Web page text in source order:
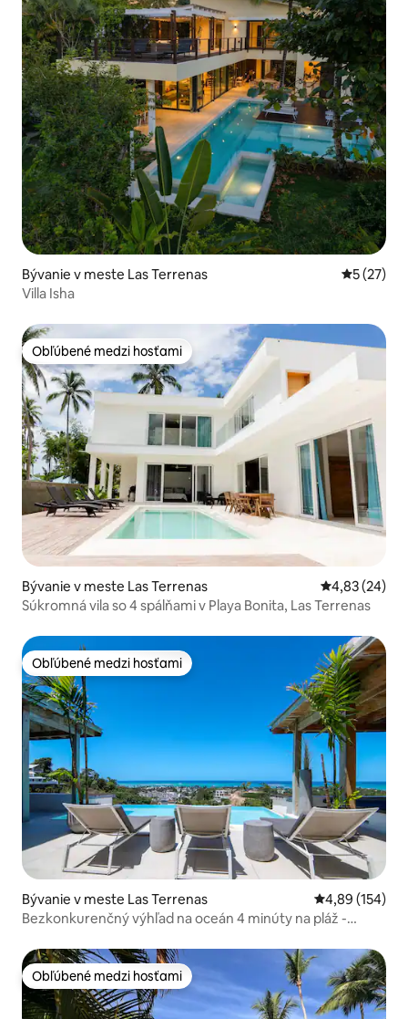
Bývanie v meste Las Terrenas
5 (27)
Villa Isha
Obľúbené medzi hosťami
Obľúbené medzi hosťami
Bývanie v meste Las Terrenas Priemerné
4,83 (24)
Súkromná vila so 4 spálňami v Playa Bonita, Las Terrenas
Obľúbené medzi hosťami
Obľúbené medzi hosťami
Bývanie v meste Las Terrenas Priemerné
4,89 (154)
Bezkonkurenčný výhľad na oceán 4 minúty na pláž -
Obľúbené medzi hosťami
Obľúbené medzi hosťami